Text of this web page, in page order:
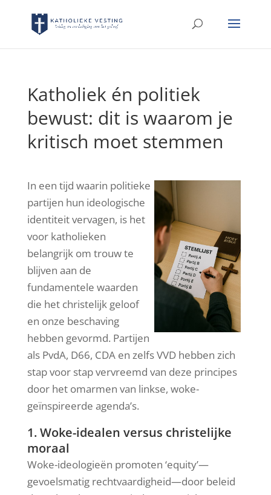
Katholiek én politiek
bewust: dit is waarom je
kritisch moet stemmen
In een tijd waarin politieke
partijen hun ideologische
identiteit vervagen, is het
voor katholieken
belangrijk om trouw te
blijven aan de
fundamentele waarden
die het christelijk geloof
en onze beschaving
hebben gevormd. Partijen
als PvdA, D66, CDA en zelfs VVD hebben zich
stap voor stap vervreemd van deze principes
door het omarmen van linkse, woke-
geïnspireerde agenda’s.
1. Woke-idealen versus christelijke
moraal
Woke-ideologieën promoten ‘equity’—
gevoelsmatig rechtvaardigheid—door beleid